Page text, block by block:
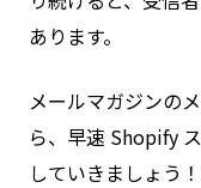
あります。
メールマガジンの
ら、早速 Shopify
していきましょう！